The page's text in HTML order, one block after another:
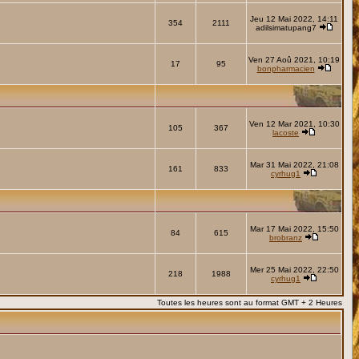
354 2111
Jeu 12 Mai 2022, 14:11
adilsimatupang7
17 95
Ven 27 Aoû 2021, 10:19
bonpharmacien
105 367
Ven 12 Mar 2021, 10:30
lacoste
161 833
Mar 31 Mai 2022, 21:08
cyrhug1
84 615
Mar 17 Mai 2022, 15:50
brobranz
218 1988
Mer 25 Mai 2022, 22:50
cyrhug1
Toutes les heures sont au format GMT + 2 Heures